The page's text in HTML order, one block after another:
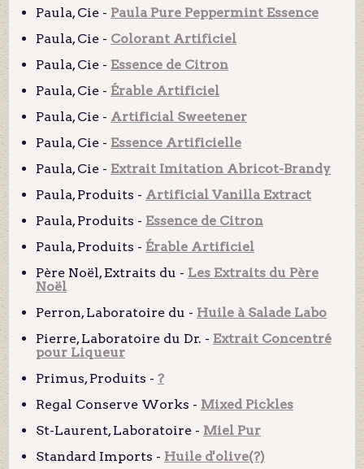
Paula, Cie - Paula Pure Peppermint Essence
Paula, Cie - Colorant Artificiel
Paula, Cie - Essence de Citron
Paula, Cie - Érable Artificiel
Paula, Cie - Artificial Sweetener
Paula, Cie - Essence Artificielle
Paula, Cie - Extrait Imitation Abricot-Brandy
Paula, Produits - Artificial Vanilla Extract
Paula, Produits - Essence de Citron
Paula, Produits - Érable Artificiel
Père Noël, Extraits du - Les Extraits du Père
Noël
Perron, Laboratoire du - Huile à Salade Labo
Pierre, Laboratoire du Dr. - Extrait Concentré
pour Liqueur
Primus, Produits - ?
Regal Conserve Works - Mixed Pickles
St-Laurent, Laboratoire - Miel Pur
Standard Imports - Huile d'olive(?)